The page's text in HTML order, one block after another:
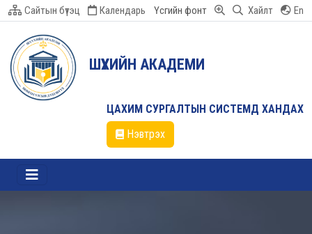
Сайтын бүтэц Календарь Үсгийн фонт Хайлт En
ШҮҮХИЙН АКАДЕМИ
ЦАХИМ СУРГАЛТЫН СИСТЕМД ХАНДАХ
Нэвтрэх